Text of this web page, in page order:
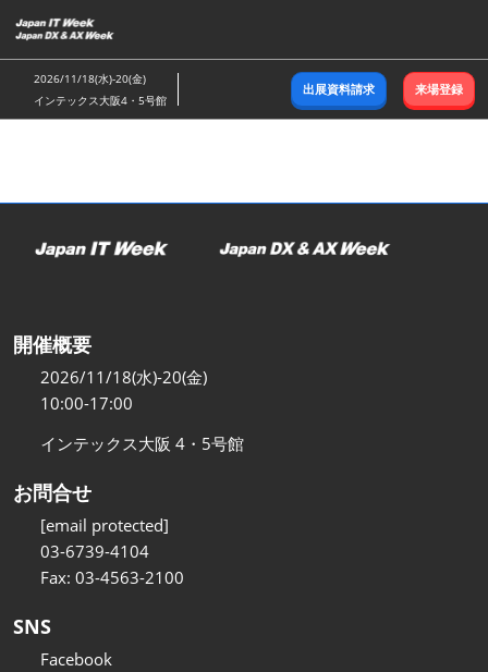
キ
ッ
し
む
2026/11/18(水)-20(金)
インテックス大阪4・5号館
出展資料請求 来場登録
開催概要
2026/11/18(水)-20(金)
10:00-17:00
インテックス大阪 4・5号館
お問合せ
[email protected]
03-6739-4104
Fax: 03-4563-2100
SNS
Facebook